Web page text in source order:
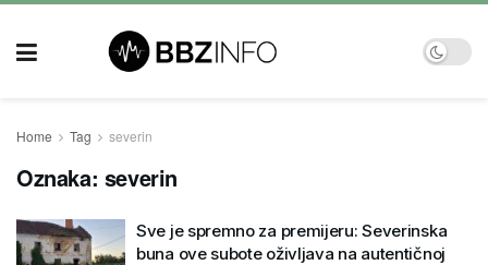
Home Tag severin
Oznaka: severin
Sve je spremno za premijeru: Severinska
buna ove subote oživljava na autentičnoj